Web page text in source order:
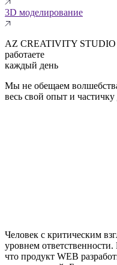
3D моделирование
AZ CREATIVITY
работаете
каждый день
Мы не обещаем
весь свой опыт и
Человек с критическим
уровнем ответственности.
что продукт WEB